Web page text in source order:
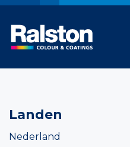
Landen
Nederland